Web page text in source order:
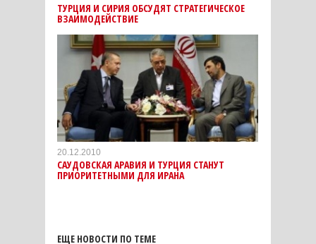
ТУРЦИЯ И СИРИЯ ОБСУДЯТ СТРАТЕГИЧЕСКОЕ
ВЗАИМОДЕЙСТВИЕ
20.12.2010
САУДОВСКАЯ АРАВИЯ И ТУРЦИЯ СТАНУТ
ПРИОРИТЕТНЫМИ ДЛЯ ИРАНА
ЕЩЕ НОВОСТИ ПО ТЕМЕ